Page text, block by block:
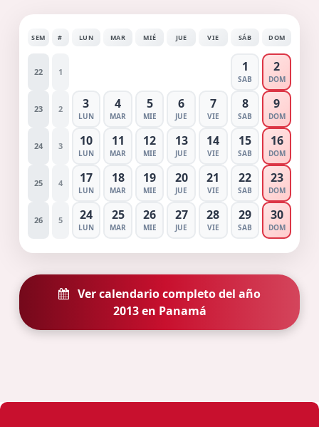
SEM # LUN MAR MIÉ JUE VIE SÁB DOM
22 1 1
SAB
2
DOM
23 2 3
LUN
4
MAR
5
MIE
6
JUE
7
VIE
8
SAB
9
DOM
24 3 10
LUN
11
MAR
12
MIE
13
JUE
14
VIE
15
SAB
16
DOM
25 4 17
LUN
18
MAR
19
MIE
20
JUE
21
VIE
22
SAB
23
DOM
26 5 24
LUN
25
MAR
26
MIE
27
JUE
28
VIE
29
SAB
30
DOM
Ver calendario completo del año
2013 en Panamá